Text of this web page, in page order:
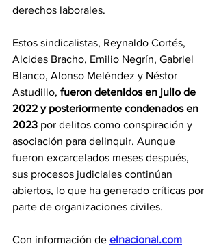
derechos laborales.
Estos sindicalistas, Reynaldo Cortés,
Alcides Bracho, Emilio Negrín, Gabriel
Blanco, Alonso Meléndez y Néstor
Astudillo, fueron detenidos en julio de
2022 y posteriormente condenados en
2023 por delitos como conspiración y
asociación para delinquir. Aunque
fueron excarcelados meses después,
sus procesos judiciales continúan
abiertos, lo que ha generado críticas por
parte de organizaciones civiles.
Con información de elnacional.com